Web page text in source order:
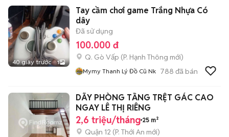
40 giây trước 1
Tay cầm chơi game Trắng Nhựa Có
dây
Đã sử dụng
100.000 đ
Q. Gò Vấp (P. Hạnh Thông mới)
Mymy Thanh Lý Đồ Cũ Nk 788 đã bán
DÃY PHÒNG TẦNG TRỆT GÁC CAO
NGAY LÊ THỊ RIÊNG
2,6 triệu/tháng 25 m²
Quận 12 (P. Thới An mới)